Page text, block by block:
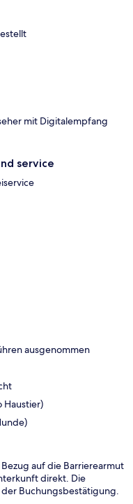
mit Digitalempfang
service
ausgenommen
Haustier)
auf die Barrierearmut
direkt. Die
Buchungsbestätigung.